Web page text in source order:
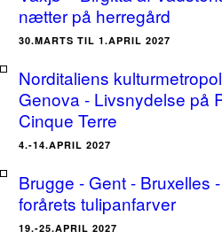
nætter på herregård
30.MARTS TIL 1.APRIL 2027
Norditaliens
Genova - Livsnydelse på
Cinque Terre
4.-14.APRIL 2027
Brugge - Gent - Bruxelles
forårets tulipanfarver
19.-25.APRIL 2027